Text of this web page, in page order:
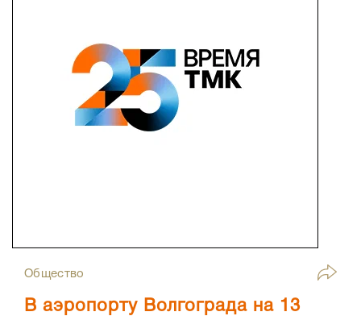
Общество
В аэропорту Волгограда на 13